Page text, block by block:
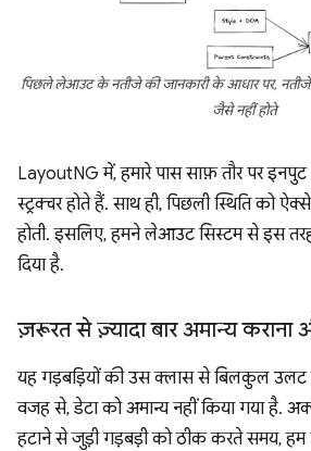
पिछले लेआउट के नतीजे की जानकारी के आधार पर,
जैसे नहीं होते
LayoutNG में, हमारे पास साफ़ तौर पर
स्ट्रक्चर होते हैं. साथ ही, पिछली स्थिति को
होती. इसलिए, हमने लेआउट सिस्टम से इस
दिया है.
ज़रूरत से ज़्यादा बार अमान्य कराना
यह गड़बड़ियों की उस क्लास से बिलकुल उलट
वजह से, डेटा को अमान्य नहीं किया गया है.
हटाने से जुड़ी गड़बड़ी को ठीक करते समय, हम